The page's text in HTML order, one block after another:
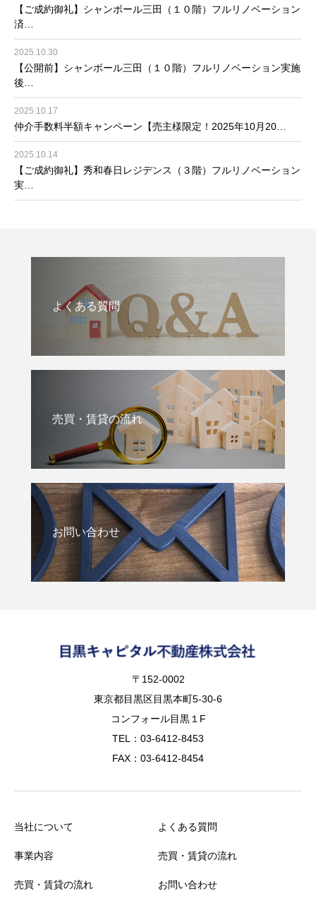
【ご成約御礼】シャンボール三田（１０階）フルリノベーション
済…
2025.10.30
【公開前】シャンボール三田（１０階）フルリノベーション実施
後…
2025.10.17
仲介手数料半額キャンペーン【売主様限定！2025年10月20…
2025.10.14
【ご成約御礼】秀和春日レジデンス（３階）フルリノベーション
実…
よくある質問
売買・賃貸の流れ
お問い合わせ
〒152-0002
東京都目黒区目黒本町5-30-6
コンフォール目黒１F
TEL：03-6412-8453
FAX：03-6412-8454
当社について
事業内容
売買・賃貸の流れ
よくある質問
売買・賃貸の流れ
お問い合わせ